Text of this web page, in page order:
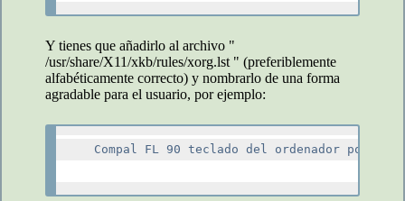
Y tienes que añadirlo al archivo "
/usr/share/X11/xkb/rules/xorg.lst " (preferiblemente
alfabéticamente correcto) y nombrarlo de una forma
agradable para el usuario, por ejemplo:
  Compal FL 90 teclado del ordenador portátil